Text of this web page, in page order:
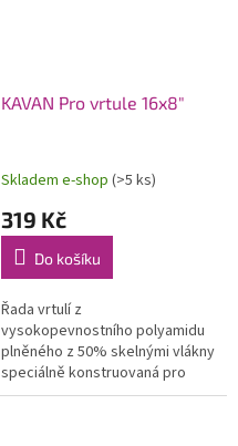
KAVAN Pro vrtule 16x8"
Skladem e-shop (>5 ks)
319 Kč
Do košíku
Řada vrtulí z
vysokopevnostního polyamidu
plněného z 50% skelnými vlákny
speciálně konstruovaná pro
modely se spalovacími motory.